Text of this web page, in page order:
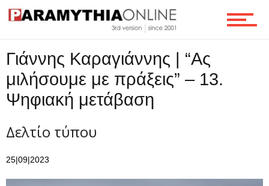
Γιάννης Καραγιάννης | “Ας
μιλήσουμε με πράξεις” – 13.
Ψηφιακή μετάβαση
Δελτίο τύπου
25|09|2023